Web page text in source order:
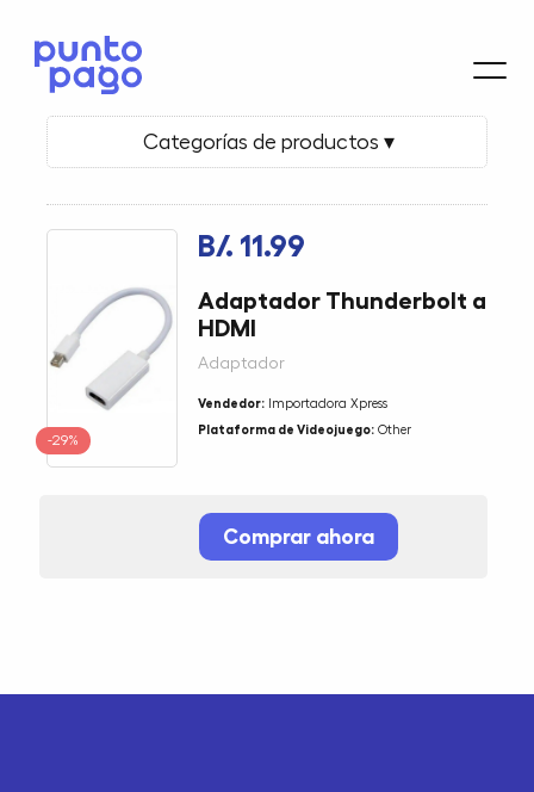
Categorías de productos ▾
-29%
B/. 11.99
Adaptador Thunderbolt a
HDMI
Adaptador
Vendedor: Importadora Xpress
Plataforma de Videojuego: Other
Comprar ahora